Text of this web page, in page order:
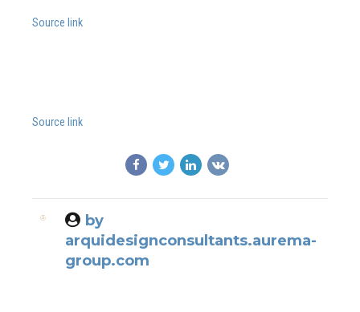
Source link
Source link
by
arquidesignconsultants.aurema-
group.com